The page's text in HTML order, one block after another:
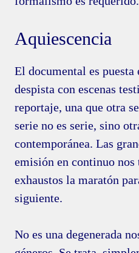
Aquiescencia
El documental es
despista con escenas
reportaje, una que otra
serie no es serie, sino
contemporánea. Las
emisión en continuo nos
exhaustos la maratón
siguiente.
No es una degenerada